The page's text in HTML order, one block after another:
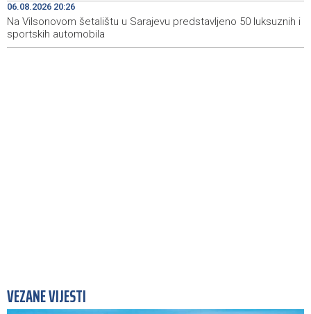
19:00 Najave događaja za 8. 8. 2026. godine (subota)
06.08.2026 20:26
Na Vilsonovom šetalištu u Sarajevu predstavljeno 50 luksuznih i
sportskih automobila
VEZANE VIJESTI